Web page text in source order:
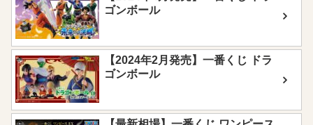
ゴンボール
【2024年2月発売】一番くじ ドラ
ゴンボール